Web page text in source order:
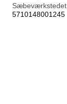
Sæbeværkstedet
5710148001245